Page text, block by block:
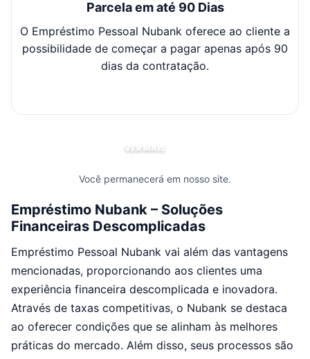
Parcela em até 90 Dias
O Empréstimo Pessoal Nubank oferece ao cliente a
possibilidade de começar a pagar apenas após 90
dias da contratação.
VER MAIS
Você permanecerá em nosso site.
Empréstimo Nubank – Soluções
Financeiras Descomplicadas
Empréstimo Pessoal Nubank vai além das vantagens
mencionadas, proporcionando aos clientes uma
experiência financeira descomplicada e inovadora.
Através de taxas competitivas, o Nubank se destaca
ao oferecer condições que se alinham às melhores
práticas do mercado. Além disso, seus processos são